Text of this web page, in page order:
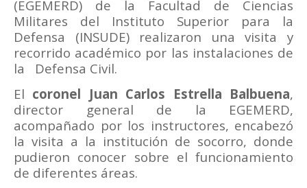
(EGEMERD) de la Facultad de Ciencias
Militares del Instituto Superior para la
Defensa (INSUDE) realizaron una visita y
recorrido académico por las instalaciones de
la
Defensa Civil.
El coronel Juan Carlos Estrella Balbuena,
director general de la EGEMERD,
acompañado por los instructores, encabezó
la visita a la institución de socorro, donde
pudieron conocer sobre el funcionamiento
de diferentes áreas.